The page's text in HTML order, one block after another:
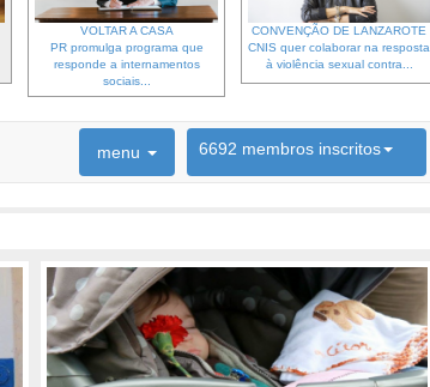
VOLTAR A CASA
PR promulga programa que
responde a internamentos
sociais...
CONVENÇÃO DE LANZAROTE
CNIS quer colaborar na resposta
à violência sexual contra...
menu 6692 membros inscritos